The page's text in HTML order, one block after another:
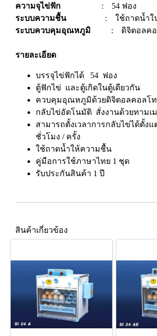
ความจุไข่ฟัก : 54 ฟอง
ระบบความชื้น: ใช้ถาดน้ำใน
ระบบควบคุมอุณหภูมิ
: ดิจิตอลคอ
รายละเอียด
บรรจุไข่ฟักได้ 54 ฟอง
ตู้ฟักไข่ และตู้เกิดในตู้เดียวกัน
ควบคุมอุณหภูมิด้วยดิจิตอลคอลโ
กลับไข่อัตโนมัติ สั่งงานด้วยทามเ
สามารถตั้งเวลาการกลับไข่ได้ตั้งแ
ชั่วโมง / ครั้ง
ใช้ถาดน้ำให้ความชื้น
คู่มือการใช้ภาษาไทย 1 ชุด
รับประกันสินค้า 1 ปี
สินค้าเกี่ยวข้อง